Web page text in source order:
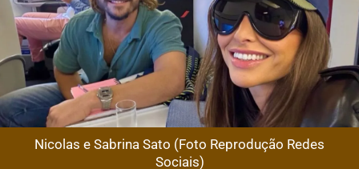
Nicolas e Sabrina Sato (Foto Reprodução Redes
Sociais)